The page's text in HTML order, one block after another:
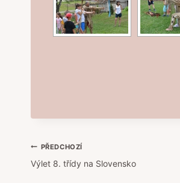
Navigace
pro
PŘEDCHOZÍ
Výlet 8. třídy na Slovensko